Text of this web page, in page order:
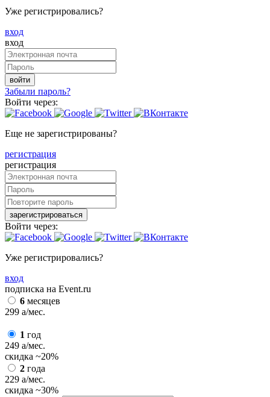
Уже регистрировались?
вход
вход
войти
Забыли пароль?
Войти через:
Еще не зарегистрированы?
регистрация
регистрация
зарегистрироваться
Войти через:
Уже регистрировались?
вход
подписка на Event.ru
6 месяцев
299 a/мес.
1 год
249 a/мес.
скидка ~20%
2 года
229 a/мес.
скидка ~30%